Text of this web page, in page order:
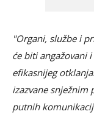
"Organi, službe i
će biti angažovani
efikasnijeg
izazvane snježnim
putnih